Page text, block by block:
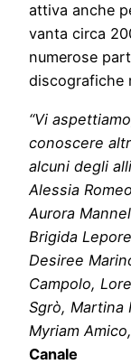
attiva anche
vanta circa
numerose
discografiche
“Vi
conoscere
alcuni degli
Alessia
Aurora
Brigida
Desiree
Campolo,
Sgrò, Martina
Myriam
Canale